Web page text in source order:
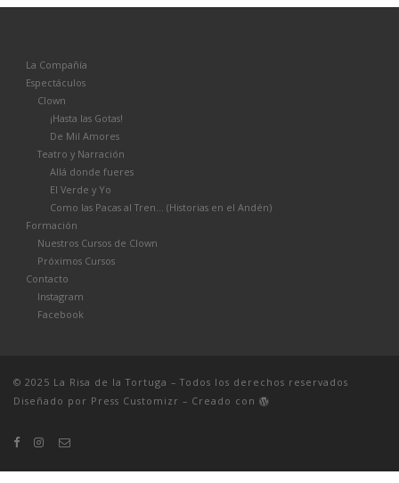
La Compañía
Espectáculos
Clown
¡Hasta las Gotas!
De Mil Amores
Teatro y Narración
Allá donde fueres
El Verde y Yo
Como las Pacas al Tren… (Historias en el Andén)
Formación
Nuestros Cursos de Clown
Próximos Cursos
Contacto
Instagram
Facebook
© 2025 La Risa de la Tortuga – Todos los derechos reservados
Diseñado por Press Customizr – Creado con